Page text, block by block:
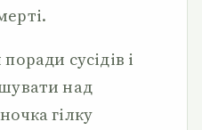
сусідів і
над
гілку